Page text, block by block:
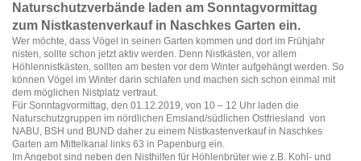
Naturschutzverbände laden am Sonntagvormittag
zum Nistkastenverkauf in Naschkes Garten ein.
Wer möchte, dass Vögel in seinen Garten kommen und dort im Frühjahr
nisten, sollte schon jetzt aktiv werden. Denn Nistkästen, vor allem
Höhlennistkästen, sollten am besten vor dem Winter aufgehängt werden. So
können Vögel im Winter darin schlafen und machen sich schon einmal mit
dem möglichen Nistplatz vertraut.
Für Sonntagvormittag, den 01.12.2019, von 10 – 12 Uhr laden die
Naturschutzgruppen im nördlichen Emsland/südlichen Ostfriesland von
NABU, BSH und BUND daher zu einem Nistkastenverkauf in Naschkes
Garten am Mittelkanal links 63 in Papenburg ein.
Im Angebot sind neben den Nisthilfen für Höhlenbrüter wie z.B. Kohl- und